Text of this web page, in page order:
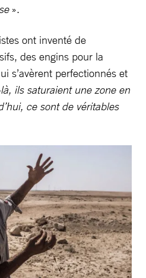
».
ont inventé de
des engins pour la
s’avèrent perfectionnés et
ils saturaient une zone en
ce sont de véritables